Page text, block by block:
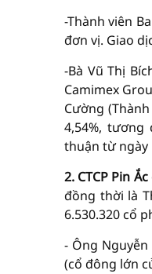
-Thành viên
đơn vị. Giao
-Bà Vũ Thị
Camimex
Cường
4,54%,
thuận từ ngày
2. CTCP Pin
đồng thời là
6.530.320 cổ
- Ông Nguyễn
(cổ đông lớn